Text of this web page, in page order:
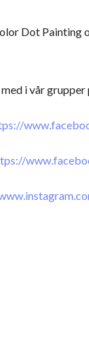
Dot Painting
i vår